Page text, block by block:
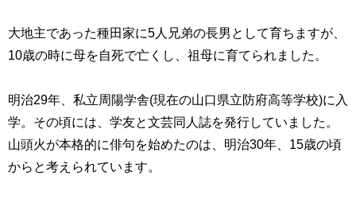
大地主であった種田家に5 人兄弟の長男として育ちますが、
10歳の時に母を自死で亡くし、祖母に育てられました。
明治29年、私立周陽学舎(現在の山口県立防府高等学校)に入
学。その頃には、学友と文芸同人誌を発行していました。
山頭火が本格的に俳句を始めたのは、明治30年、 15歳の頃
からと考えられています。